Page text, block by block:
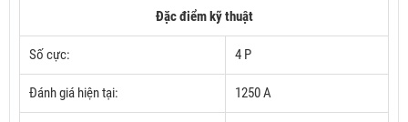
Đặc điểm kỹ thuật
Số cực: 4 P
Đánh giá hiện tại: 1250 A